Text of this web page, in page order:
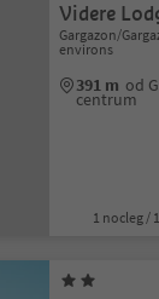
Videre
Gargazon/
environs
391 m od
centrum
1 nocleg /